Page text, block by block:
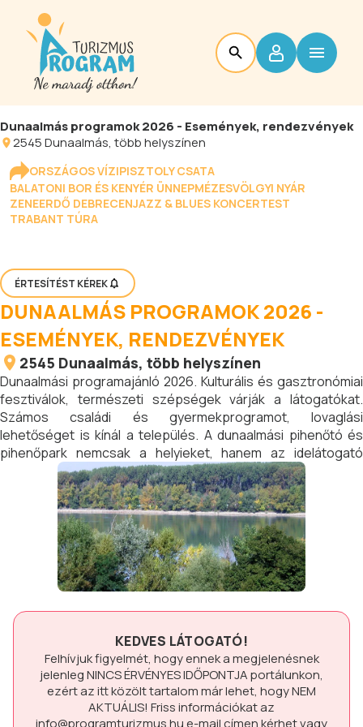
Dunaalmás programok 2026 - Események, rendezvények
2545Dunaalmás, több helyszínen
ORSZÁGOS VÍZIPISZTOLY CSATA
BALATONI BOR ÉS KENYÉR ÜNNEPMÉZESVÖLGYI NYÁR
ZENEERDŐ DEBRECENJAZZ & BLUES KONCERTEST
TRABANT TÚRA
ÉRTESÍTÉST KÉREK
DUNAALMÁS PROGRAMOK 2026 -
ESEMÉNYEK, RENDEZVÉNYEK
2545 Dunaalmás, több helyszínen
Dunaalmási programajánló 2026. Kulturális és gasztronómiai
fesztiválok, természeti szépségek várják a látogatókat.
Számos családi és gyermekprogramot, lovaglási
lehetőséget is kínál a település. A dunaalmási pihenőtó és
pihenőpark nemcsak a helyieket, hanem az idelátogató
turistákat is várja.
KEDVES LÁTOGATÓ!
Felhívjuk figyelmét, hogy ennek a megjelenésnek
jelenlegNINCS ÉRVÉNYES IDŐPONTJAportálunkon,
ezért az itt közölt tartalom már lehet, hogyNEM
AKTUÁLIS! Friss információkat az
info@programturizmus.hue-mail címen kérhet vagy